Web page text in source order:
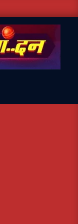
छोटी बड़ी खबरों के लिए